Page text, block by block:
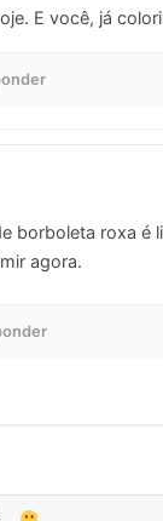
E você, já
borboleta roxa é
agora.